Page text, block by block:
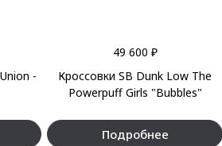
-
49 600 ₽
Кроссовки SB Dunk Low The
Powerpuff Girls "Bubbles"
Подробнее